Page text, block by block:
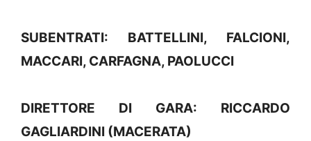
SUBENTRATI: BATTELLINI, FALCIONI,
MACCARI, CARFAGNA, PAOLUCCI
DIRETTORE DI GARA: RICCARDO
GAGLIARDINI (MACERATA)